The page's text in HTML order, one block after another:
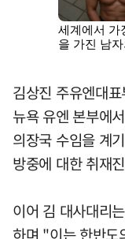
김상진 주유엔대
뉴욕 유엔 본부에
의장국 수임을 계
방중에 대한 취재
이어 김 대사대리
하며 "이는 한반도